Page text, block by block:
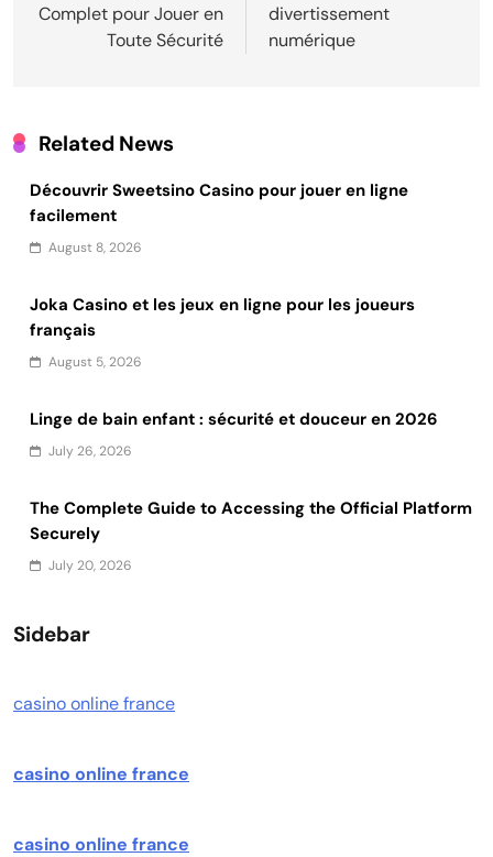
Complet pour Jouer en
Toute Sécurité
divertissement
numérique
Related News
Découvrir Sweetsino Casino pour jouer en ligne
facilement
August 8, 2026
Joka Casino et les jeux en ligne pour les joueurs
français
August 5, 2026
Linge de bain enfant : sécurité et douceur en 2026
July 26, 2026
The Complete Guide to Accessing the Official Platform
Securely
July 20, 2026
Sidebar
casino online france
casino online france
casino online france